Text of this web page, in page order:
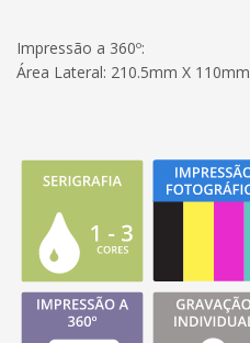
Impressão a 360º:
Área Lateral: 210.5mm X 110mm